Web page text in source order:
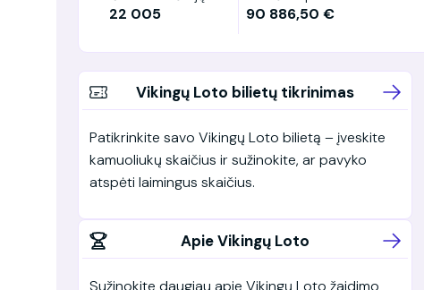
22 005 90 886,50 €
Vikingų Loto bilietų tikrinimas
Patikrinkite savo Vikingų Loto bilietą – įveskite
kamuoliukų skaičius ir sužinokite, ar pavyko
atspėti laimingus skaičius.
Apie Vikingų Loto
Sužinokite daugiau apie Vikingų Loto žaidimo